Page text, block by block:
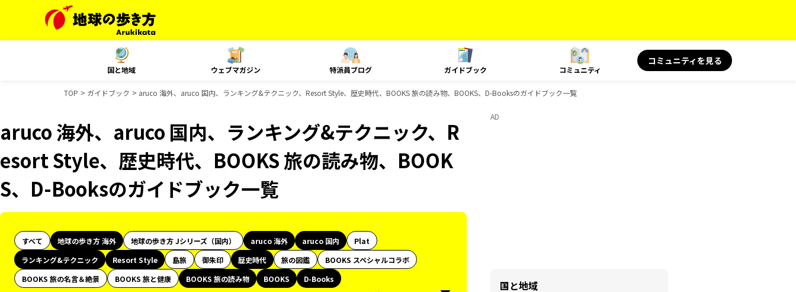
国と地域 ウェブマガジン 特派員ブログ ガイドブック コミュニティ
コミュニティを見る
TOP ガイドブック aruco 海外、aruco 国内、ランキング&テクニック、Resort Style、歴史時代、BOOKS 旅の読み物、BOOKS、D-Booksのガイドブック一覧
aruco 海外、aruco 国内、ランキング&テクニック、R
esort Style、歴史時代、BOOKS 旅の読み物、BOOK
S、D-Booksのガイドブック一覧
すべて 地球の歩き方 海外 地球の歩き方 Jシリーズ（国内） aruco 海外 aruco 国内
Plat
ランキング&テクニック
Resort Style 島旅 御朱印 歴史時代 旅の図鑑
BOOKS スペシャルコラボ
BOOKS 旅の名言＆絶景
BOOKS 旅と健康 BOOKS 旅の読み物 BOOKS
D-Books
AD
国と地域